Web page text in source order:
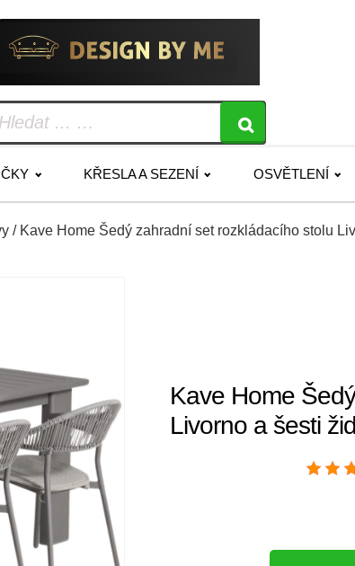
KŘESLA A SEZENÍ OSVĚTLENÍ
/ Kave Home Šedý zahradní set rozkládacího stolu
Kave Home
Livorno a šesti